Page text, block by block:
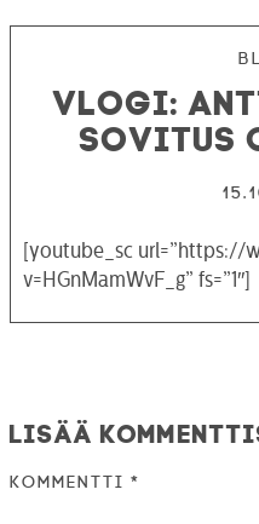
VLOGI:
sovitus
[youtube_sc url=”https://
v=HGnMamWvF_g” fs=”1″]
Lisää
Kommentti *